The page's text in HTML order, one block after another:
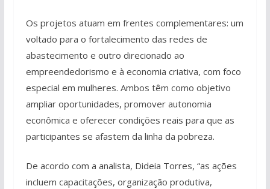
Os projetos atuam em frentes complementares: um
voltado para o fortalecimento das redes de
abastecimento e outro direcionado ao
empreendedorismo e à economia criativa, com foco
especial em mulheres. Ambos têm como objetivo
ampliar oportunidades, promover autonomia
econômica e oferecer condições reais para que as
participantes se afastem da linha da pobreza.
De acordo com a analista, Dideia Torres, “as ações
incluem capacitações, organização produtiva,